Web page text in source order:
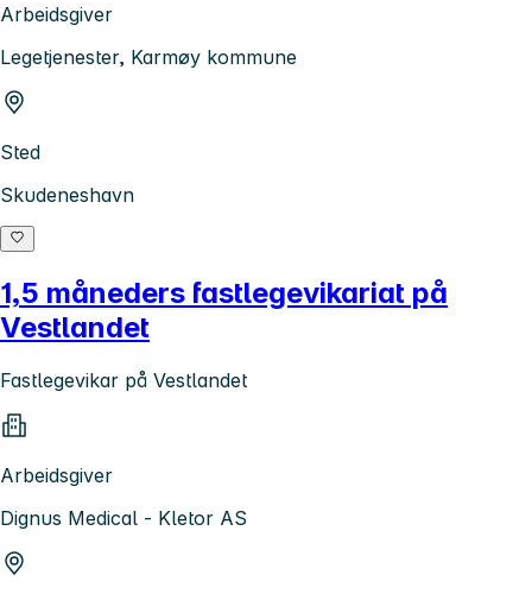
Arbeidsgiver
Legetjenester, Karmøy kommune
Sted
Skudeneshavn
1,5 måneders fastlegevikariat på
Vestlandet
Fastlegevikar på Vestlandet
Arbeidsgiver
Dignus Medical - Kletor AS